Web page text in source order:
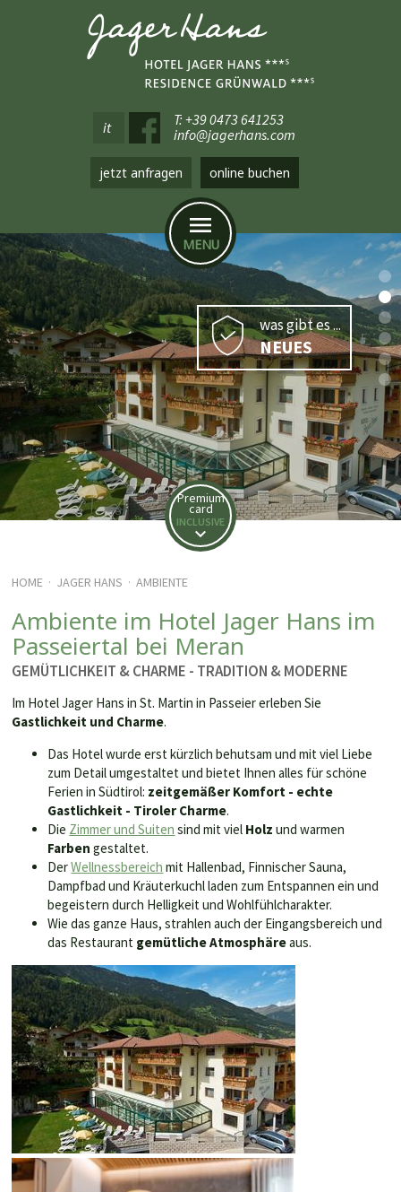
it
T: +39 0473 641253
info@jagerhans.com
jetzt anfragen online buchen
MENU
was gibt es ...
NEUES
Premium
card
INCLUSIVE
HOME · JAGER HANS ·AMBIENTE
Ambiente im Hotel Jager Hans im
Passeiertal bei Meran
GEMÜTLICHKEIT & CHARME - TRADITION & MODERNE
Im Hotel Jager Hans in St. Martin in Passeier erleben Sie
Gastlichkeit und Charme.
Das Hotel wurde erst kürzlich behutsam und mit viel Liebe
zum Detail umgestaltet und bietet Ihnen alles für schöne
Ferien in Südtirol: zeitgemäßer Komfort - echte
Gastlichkeit - Tiroler Charme.
Die Zimmer und Suiten sind mit viel Holz und warmen
Farben gestaltet.
DerWellnessbereich mit Hallenbad, Finnischer Sauna,
Dampfbad und Kräuterkuchl laden zum Entspannen ein und
begeistern durch Helligkeit und Wohlfühlcharakter.
Wie das ganze Haus, strahlen auch der Eingangsbereich und
das Restaurant gemütliche Atmosphäreaus.